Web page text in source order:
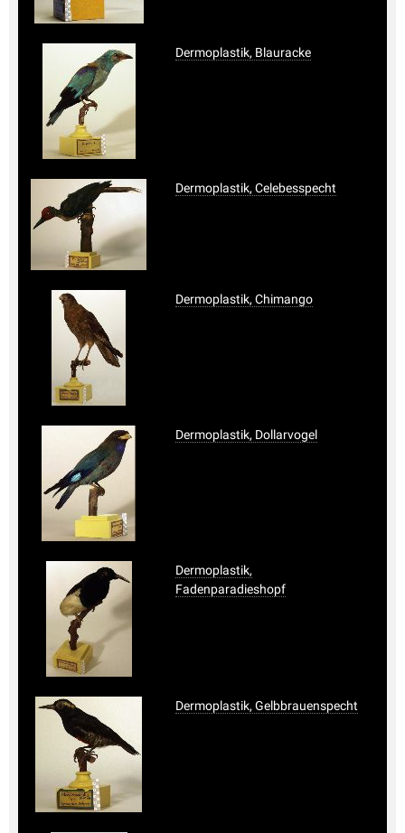
Dermoplastik, Blauracke
Dermoplastik, Celebesspecht
Dermoplastik, Chimango
Dermoplastik, Dollarvogel
Dermoplastik,
Fadenparadieshopf
Dermoplastik, Gelbbrauenspecht